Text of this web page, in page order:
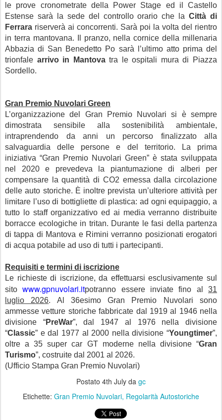
le prove cronometrate della Power Stage ed il Castello
Estense sarà la sede del controllo orario che laCittà di
Ferrara riserverà ai concorrenti. Sarà poi la volta del rientro
in terra mantovana. Il pranzo, nella cornice della millenaria
Abbazia di San Benedetto Po sarà l’ultimo atto prima del
trionfale arrivo in Mantovatra le ospitali mura di Piazza
Sordello.
Gran Premio Nuvolari Green
L’organizzazione del Gran Premio Nuvolari si è sempre
dimostrata sensibile alla sostenibilità ambientale,
intraprendendo da anni un percorso finalizzato alla
salvaguardia delle persone e del territorio. La prima
iniziativa “Gran Premio Nuvolari Green” è stata sviluppata
nel 2020 e prevedeva la piantumazione di alberi per
compensare la quantità di CO2 emessa dalla circolazione
delle auto storiche. È inoltre prevista un’ulteriore attività per
limitare l’uso di bottigliette di plastica: ad ogni equipaggio, a
tutto lo staff organizzativo ed ai media verranno distribuite
borracce ecologiche in tritan. Durante le fasi della partenza
di tappa di Mantova e Rimini verranno posizionati erogatori
di acqua potabile ad uso di tutti i partecipanti.
Requisiti e termini di iscrizione
Le richieste di iscrizione, da effettuarsi esclusivamente sul
sitowww.gpnuvolari.itpotranno essere inviate fino al31
luglio 2026. Al 36esimo Gran Premio Nuvolari sono
ammesse vetture storiche fabbricate dal 1919 al 1946 nella
divisione “PreWar”, dal 1947 al 1976 nella divisione
“Classic” e dal 1977 al 2000 nella divisione “Youngtimer”,
oltre a 35 super car GT moderne nella divisione “Gran
Turismo”, costruite dal 2001 al 2026.
(Ufficio Stampa Gran Premio Nuvolari)
Postato 4th July da gc
Etichette: Gran Premio Nuvolari Regolarità Autostoriche